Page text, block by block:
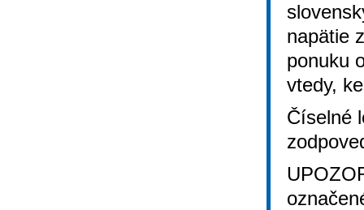
napätie
ponuku
vtedy,
Číselné